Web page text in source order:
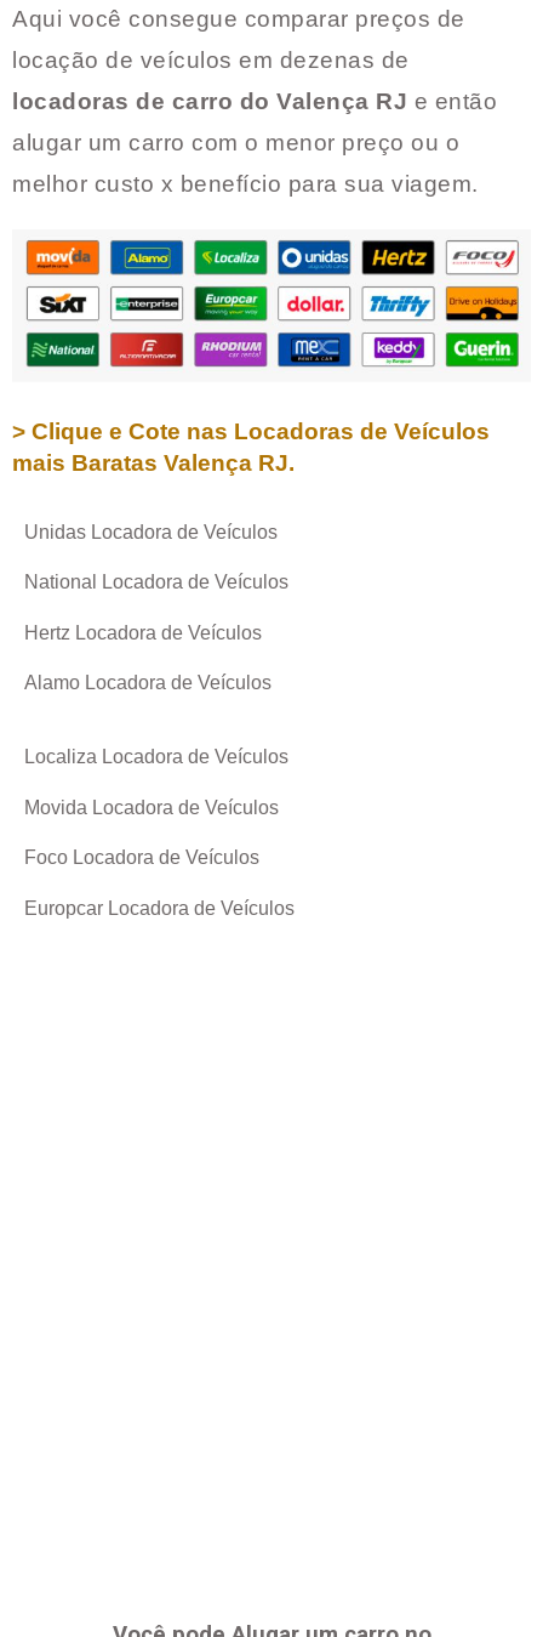
Aqui você consegue comparar preços de
locação de veículos em dezenas de
locadoras de carro do Valença RJ e então
alugar um carro com o menor preço ou o
melhor custo x benefício para sua viagem.
> Clique e Cote nas Locadoras de Veículos
mais Baratas Valença RJ.
Unidas Locadora de Veículos
National Locadora de Veículos
Hertz Locadora de Veículos
Alamo Locadora de Veículos
Localiza Locadora de Veículos
Movida Locadora de Veículos
Foco Locadora de Veículos
Europcar Locadora de Veículos